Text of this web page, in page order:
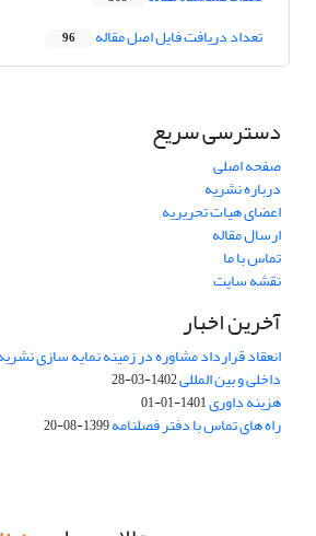
تعداد دریافت فایل اصل مقاله 96
دسترسی سریع
صفحه اصلی
درباره نشریه
اعضای هیات تحریریه
ارسال مقاله
تماس با ما
نقشه سایت
آخرین اخبار
انعقاد قرارداد مشاوره در زمینه نمایه سازی
داخلی و بین المللی1402-03-28
هزینه داوری1401-01-01
راه های تماس با دفتر فصلنامه1399-08-20